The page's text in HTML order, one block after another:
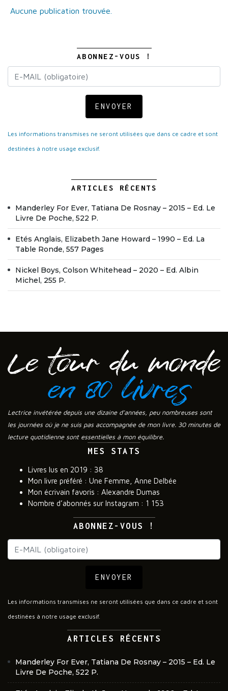
Aucune publication trouvée.
ABONNEZ-VOUS !
ENVOYER
Les informations transmises ne seront utilisées que dans ce cadre et sont
destinées à notre usage exclusif.
ARTICLES RÉCENTS
Manderley For Ever, Tatiana De Rosnay – 2015 – Ed. Le
Livre De Poche, 522 P.
Etés Anglais, Elizabeth Jane Howard – 1990 – Ed. La
Table Ronde, 557 Pages
Nickel Boys, Colson Whitehead – 2020 – Ed. Albin
Michel, 255 P.
Lectrice invétérée depuis une dizaine d’années, peu nombreuses sont
les journées où je ne suis pas accompagnée de mon livre. 30 minutes de
lecture quotidienne sont essentielles à mon équilibre.
MES STATS
Livres lus en 2019 : 38
Mon livre préféré : Une Femme, Anne Delbée
Mon écrivain favoris : Alexandre Dumas
Nombre d’abonnés sur Instagram : 1 153
ABONNEZ-VOUS !
ENVOYER
Les informations transmises ne seront utilisées que dans ce cadre et sont
destinées à notre usage exclusif.
ARTICLES RÉCENTS
Manderley For Ever, Tatiana De Rosnay – 2015 – Ed. Le
Livre De Poche, 522 P.